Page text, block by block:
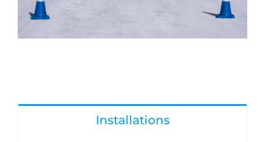
Installations